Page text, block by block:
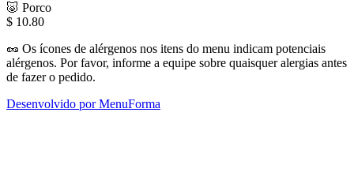
🐷 Porco
$ 10.80
🥜 Os ícones de alérgenos nos itens do menu indicam potenciais
alérgenos. Por favor, informe a equipe sobre quaisquer alergias antes
de fazer o pedido.
Desenvolvido por MenuForma